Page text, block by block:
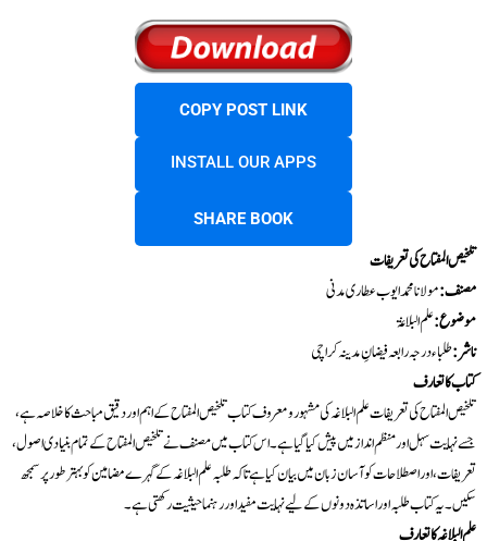
COPY POST LINK
INSTALL OUR APPS
SHARE BOOK
تلخیص المفتاح کی تعریفات
مصنف:مولانا محمد ایوب عطاری مدنی
موضوع:علم البلاغۃ
ناشر:طلباء درجہ رابعہ فیضانِ مدینہ کراچی
کتاب کا تعارف
تلخیص المفتاح کی تعریفات علم البلاغہ کی مشہور و معروف کتاب تلخیص المفتاح کے اہم اور دقیق مباحث کا خلاصہ ہے،
جسے نہایت سہل اور منظم انداز میں پیش کیا گیا ہے۔ اس کتاب میں مصنف نے تلخیص المفتاح کے تمام بنیادی اصول،
تعریفات، اور اصطلاحات کو آسان زبان میں بیان کیا ہے تاکہ طلبہ علم البلاغہ کے گہرے مضامین کو بہتر طور پر سمجھ
سکیں۔ یہ کتاب طلبہ اور اساتذہ دونوں کے لیے نہایت مفید اور رہنما حیثیت رکھتی ہے۔
علم البلاغہ کا تعارف